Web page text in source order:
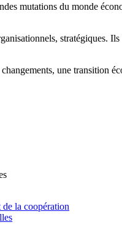
mutations du monde
stratégiques.
une transition
la coopération